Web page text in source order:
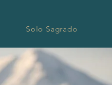
Solo Sagrado